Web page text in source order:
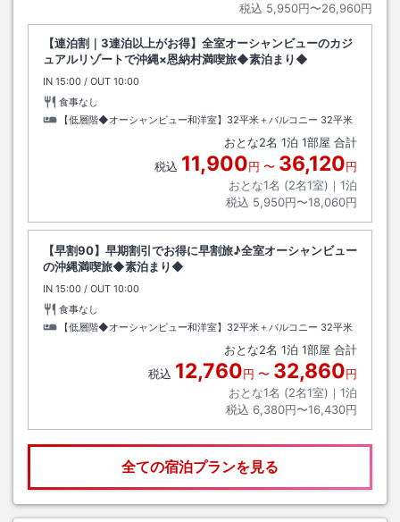
税込 5,950円〜26,960円
【連泊割｜3連泊以上がお得】全室オーシャンビューのカジ
ュアルリゾートで沖縄×恩納村満喫旅◆素泊まり◆
IN チェックイン
15:00 / OUT チェックアウト
10:00
食事なし
【低層階◆オーシャンビュー和洋室】32平米＋バルコニー 32平米
おとな2名 1泊 1部屋 合計
税込 11,900円 〜 36,120円
おとな1名 (2名1室)｜ 1泊
税込 5,950円〜18,060円
【早割90】早期割引でお得に早割旅♪全室オーシャンビュー
の沖縄満喫旅◆素泊まり◆
IN チェックイン
15:00 / OUT チェックアウト
10:00
食事なし
【低層階◆オーシャンビュー和洋室】32平米＋バルコニー 32平米
おとな2名 1泊 1部屋 合計
税込 12,760円 〜 32,860円
おとな1名 (2名1室)｜ 1泊
税込 6,380円〜16,430円
全ての宿泊プランを見る